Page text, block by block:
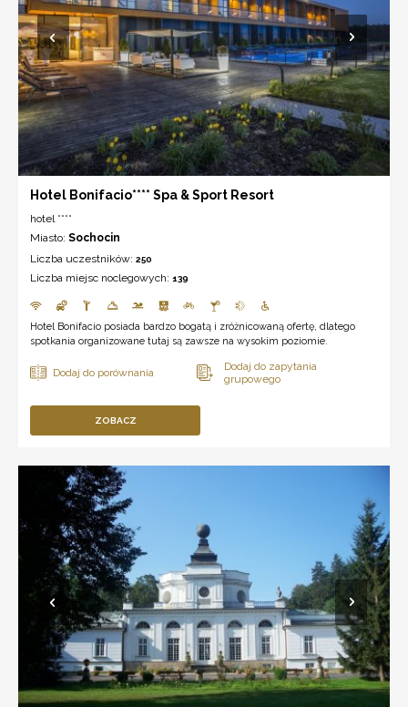
Hotel Bonifacio**** Spa & Sport Resort
hotel ****
Miasto: Sochocin
Liczba uczestników: 250
Liczba miejsc noclegowych: 139
Hotel Bonifacio posiada bardzo bogatą i zróżnicowaną ofertę, dlatego
spotkania organizowane tutaj są zawsze na wysokim poziomie.
ZOBACZ